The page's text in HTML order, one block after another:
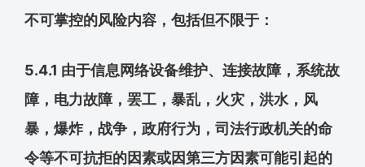
不可掌控的风险内容，包括但不限于：
5.4.1 由于信息网络设备维护、连接故障，系统故
障，电力故障，罢工，暴乱，火灾，洪水，风
暴，爆炸，战争，政府行为，司法行政机关的命
令等不可抗拒的因素或因第三方因素可能引起的